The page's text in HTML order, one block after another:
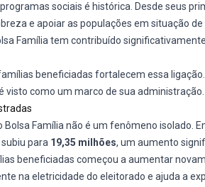
sociais é histórica. Desde seus
e apoiar as populações em situação de
Família tem contribuído
beneficiadas fortalecem essa ligação.
visto como um marco de sua administração.
Família não é um fenômeno isolado.
para 19,35 milhões, um aumento
beneficiadas começou a aumentar
na eletricidade do eleitorado e ajuda a